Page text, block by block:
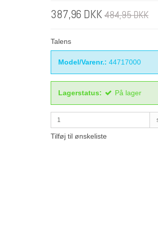
387,96 DKK 484,95 DKK
Talens
Model/Varenr.: 44717000
Lagerstatus: På lager
Tilføj til ønskeliste